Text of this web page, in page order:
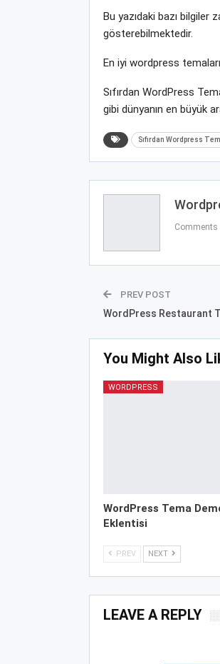
Bu yazıdaki bazı
gösterebilmektedir.
En iyi wordpress
Sıfırdan WordPress
gibi dünyanın en büyük
Sıfırdan Wordpress
Comments
PREV POST
WordPress Restaurant
You Might Also
WORDPRESS
WordPress Tema
Eklentisi
PREV NEXT
LEAVE A REPLY